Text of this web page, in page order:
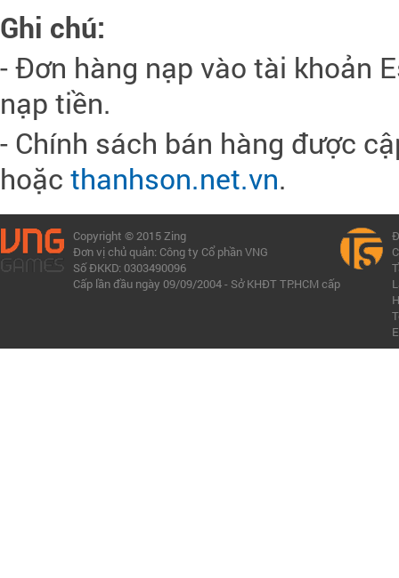
Ghi chú:
- Đơn hàng nạp vào tài khoản
nạp tiền.
- Chính sách bán hàng được
hoặc thanhson.net.vn.
Copyright © 2015 Zing
Đơn vị chủ quản: Công ty Cổ phần VNG
Số ĐKKD: 0303490096
Cấp lần đầu ngày 09/09/2004 - Sở KHĐT TP.HCM cấp